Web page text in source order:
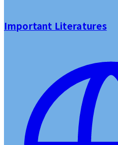
Important Literatures